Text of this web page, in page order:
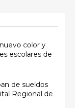
color y
escolares de
de sueldos
Regional de